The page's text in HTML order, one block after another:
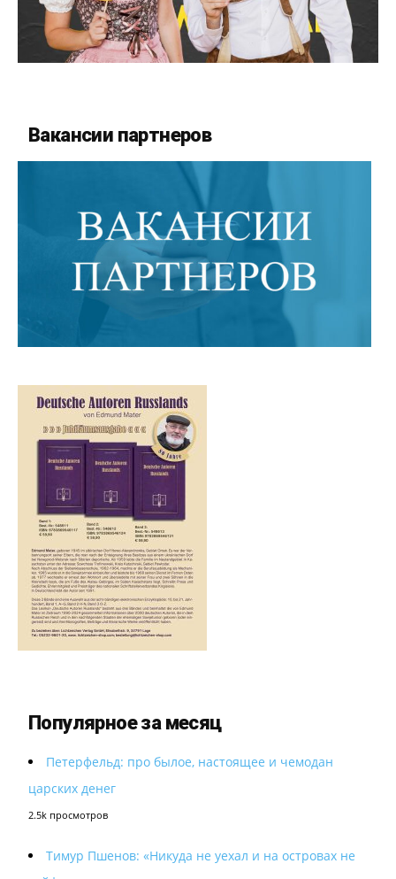
Вакансии партнеров
Популярное за месяц
Петерфельд: про былое, настоящее и чемодан
царских денег
2.5k просмотров
Тимур Пшенов: «Никуда не уехал и на островах не